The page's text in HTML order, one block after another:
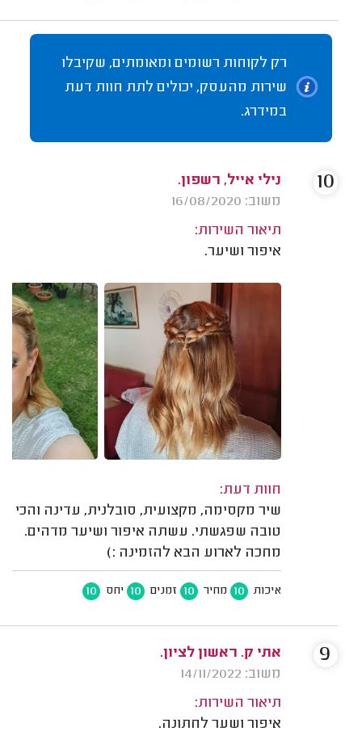
רק לקוחות רשומים ומאומתים, שקיבלו
שירות מהעסק, יכולים לתת חוות דעת
במידרג.
נילי אייל, רשפון.
משוב: 16/08/2020
תיאור השירות:
איפור ושיער.
חוות דעת:
שיר מקסימה, מקצועית, סובלנית, עדינה והכי
טובה שפגשתי. עשתה איפור ושיער מדהים.
מחכה לארוע הבא להזמינה :)
איכות 10 מחיר 10 זמנים 10 יחס 10
10
אתי ק. ראשון לציון.
משוב: 14/11/2022
תיאור השירות:
איפור ושער לחתונה.
9